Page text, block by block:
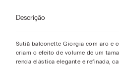
Descrição
Sutiã balconette Giorgia com aro e
criam o efeito de volume de um
renda elástica elegante e refinada,